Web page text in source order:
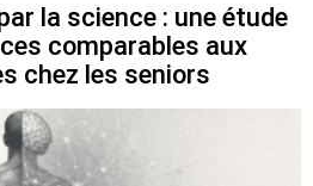
la science : une étude
comparables aux
chez les seniors